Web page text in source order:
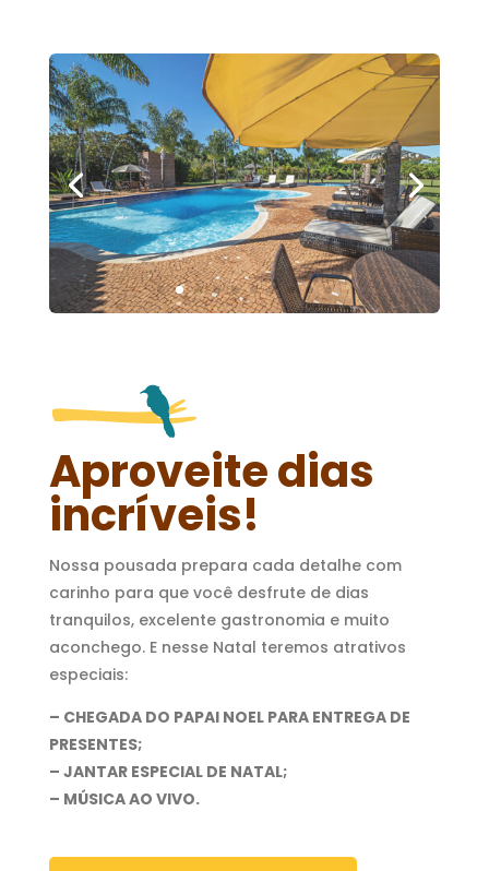
Aproveite dias
incríveis!
Nossa pousada prepara cada detalhe com
carinho para que você desfrute de dias
tranquilos, excelente gastronomia e muito
aconchego. E nesse Natal teremos atrativos
especiais:
– CHEGADA DO PAPAI NOEL PARA ENTREGA DE
PRESENTES;
– JANTAR ESPECIAL DE NATAL;
– MÚSICA AO VIVO.